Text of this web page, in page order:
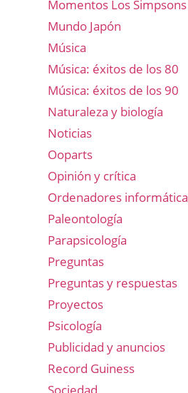
Momentos Los Simpsons
Mundo Japón
Música
Música: éxitos de los 80
Música: éxitos de los 90
Naturaleza y biología
Noticias
Ooparts
Opinión y crítica
Ordenadores informática
Paleontología
Parapsicología
Preguntas
Preguntas y respuestas
Proyectos
Psicología
Publicidad y anuncios
Record Guiness